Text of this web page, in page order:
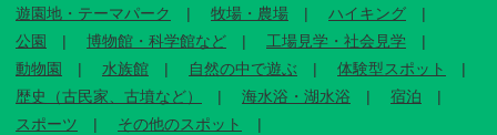
遊園地・テーマパーク 牧場・農場
ハイキング
公園
博物館・科学館など
工場見学・社会見学
動物園
水族館 自然の中で遊ぶ
体験型スポット
歴史（古民家、古墳など）
海水浴・湖水浴
宿泊
スポーツ
その他のスポット